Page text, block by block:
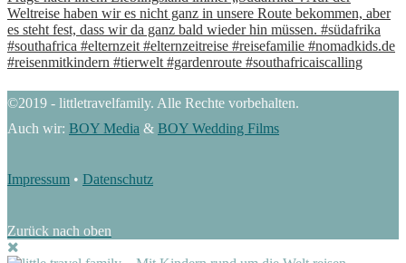
©2019 - littletravelfamily. Alle Rechte vorbehalten.
Auch wir: BOY Media & BOY Wedding Films
Impressum • Datenschutz
Zurück nach oben